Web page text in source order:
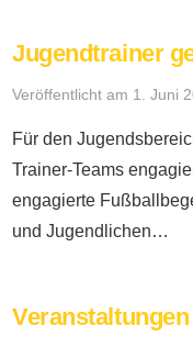
Jugendtrainer
Veröffentlicht am 1. Juni
Für den
Trainer-Teams
engagierte
und Jugendlichen…